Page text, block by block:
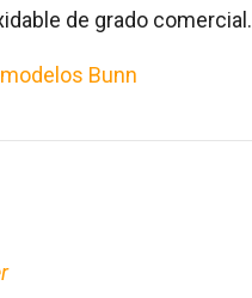
de grado comercial.
Bunn